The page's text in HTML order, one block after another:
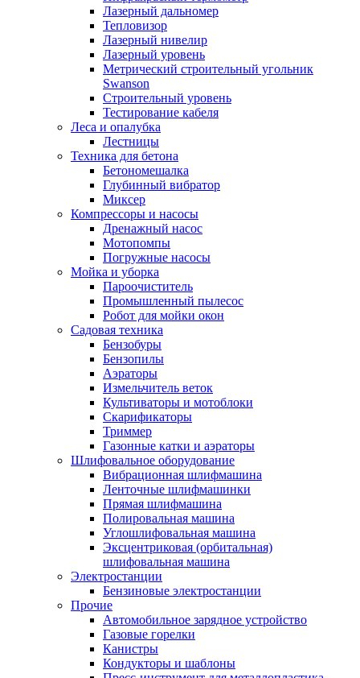
Лазерный дальномер
Тепловизор
Лазерный нивелир
Лазерный уровень
Метрический строительный угольник
Swanson
Строительный уровень
Тестирование кабеля
Леса и опалубка
Лестницы
Техника для бетона
Бетономешалка
Глубинный вибратор
Миксер
Компрессоры и насосы
Дренажный насос
Мотопомпы
Погружные насосы
Мойка и уборка
Пароочиститель
Промышленный пылесос
Робот для мойки окон
Садовая техника
Бензобуры
Бензопилы
Аэраторы
Измельчитель веток
Культиваторы и мотоблоки
Скарификаторы
Триммер
Газонные катки и аэраторы
Шлифовальное оборудование
Вибрационная шлифмашина
Ленточные шлифмашинки
Прямая шлифмашина
Полировальная машина
Углошлифовальная машина
Эксцентриковая (орбитальная)
шлифовальная машина
Электростанции
Бензиновые электростанции
Прочие
Автомобильное зарядное устройство
Газовые горелки
Канистры
Кондукторы и шаблоны